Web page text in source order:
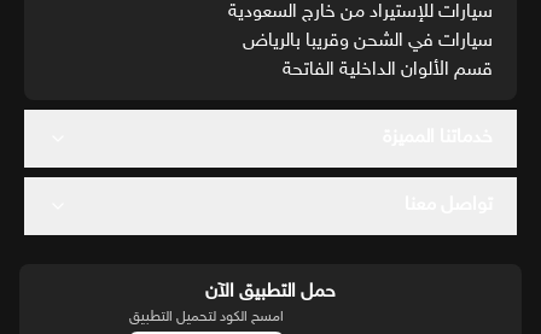
سيارات للإستيراد من خارج السعودية
سيارات في الشحن وقريبا بالرياض
قسم الألوان الداخلية الفاتحة
حمل التطبيق الآن
امسح الكود لتحميل التطبيق